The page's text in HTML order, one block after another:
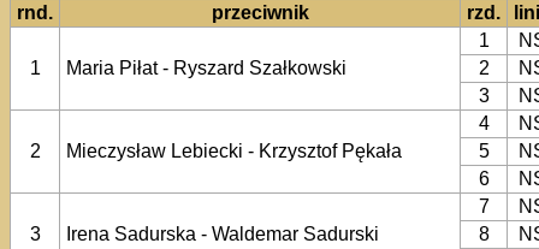
rnd. przeciwnik rzd.
1 Maria Piłat - Ryszard Szałkowski
1
2
3
2 Mieczysław Lebiecki - Krzysztof Pękała
4
5
6
3 Irena Sadurska - Waldemar Sadurski
7
8